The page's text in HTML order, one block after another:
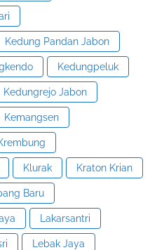
Kedung Pandan Jabon
Kedungpeluk
Kedungrejo Jabon
Kemangsen
Klurak Kraton Krian
Baru
Lakarsantri
Lebak Jaya